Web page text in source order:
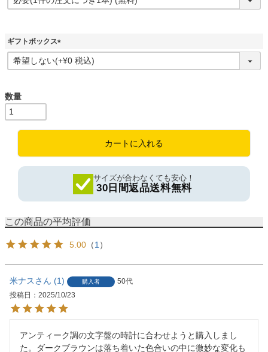
必
ギフトボックス
(
必
カートに入れる
サイズが合わなくても安心！
30日間返品送料無料
5.00 （1）
米ナス 1 購入者
50代
投稿日
2025/10/23
アンティーク調の文字盤の時計に合わせようと購入しまし
た。ダークブラウンは落ち着いた色合いの中に微妙な変化も